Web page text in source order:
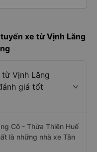
xe từ Vịnh Lăng
Vịnh Lăng
giá tốt
Cô - Thừa Thiên Huế
là những nhà xe Tân